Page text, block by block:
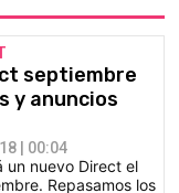
septiembre
y anuncios
| 00:04
un nuevo Direct el
Repasamos los